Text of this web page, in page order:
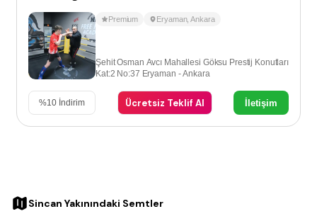
Premium Eryaman,Ankara
Şehit Osman Avcı Mahallesi Göksu Prestij Konutları
Kat:2 No:37 Eryaman - Ankara
%10 İndirim Ücretsiz Teklif Al İletişim
Sincan Yakınındaki Semtler